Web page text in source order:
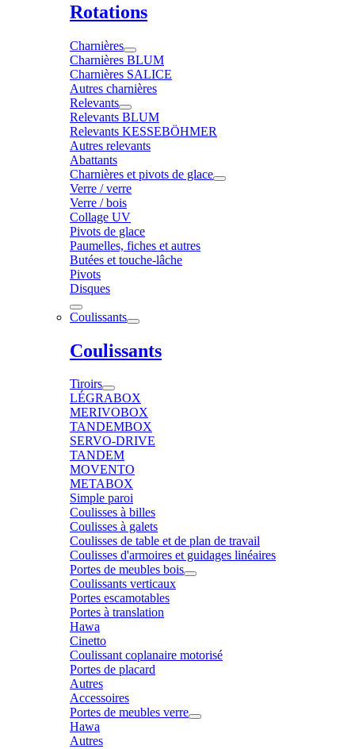
Rotations
Charnières
Charnières BLUM
Charnières SALICE
Autres charnières
Relevants
Relevants BLUM
Relevants KESSEBÖHMER
Autres relevants
Abattants
Charnières et pivots de glace
Verre / verre
Verre / bois
Collage UV
Pivots de glace
Paumelles, fiches et autres
Butées et touche-lâche
Pivots
Disques
Coulissants
Coulissants
Tiroirs
LÉGRABOX
MERIVOBOX
TANDEMBOX
SERVO-DRIVE
TANDEM
MOVENTO
METABOX
Simple paroi
Coulisses à billes
Coulisses à galets
Coulisses de table et de plan de travail
Coulisses d'armoires et guidages linéaires
Portes de meubles bois
Coulissants verticaux
Portes escamotables
Portes à translation
Hawa
Cinetto
Coulissant coplanaire motorisé
Portes de placard
Autres
Accessoires
Portes de meubles verre
Hawa
Autres